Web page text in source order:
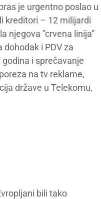
je urgentno poslao u
kreditori – 12 milijardi
njegova ”crvena linija”
i PDV za
i sprečavanje
na tv reklame,
države u Telekomu,
bili tako